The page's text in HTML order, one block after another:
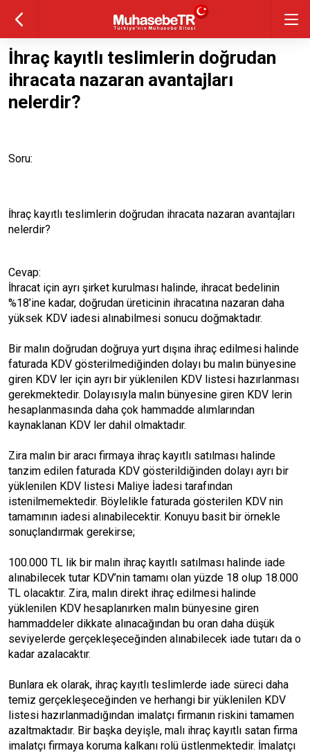
İhraç kayıtlı teslimlerin doğrudan
ihracata nazaran avantajları
nelerdir?
Soru:
İhraç kayıtlı teslimlerin doğrudan ihracata nazaran avantajları
nelerdir?
Cevap:
İhracat için ayrı şirket kurulması halinde, ihracat bedelinin
%18’ine kadar, doğrudan üreticinin ihracatına nazaran daha
yüksek KDV iadesi alınabilmesi sonucu doğmaktadır.
Bir malın doğrudan doğruya yurt dışına ihraç edilmesi halinde
faturada KDV gösterilmediğinden dolayı bu malın bünyesine
giren KDV ler için ayrı bir yüklenilen KDV listesi hazırlanması
gerekmektedir. Dolayısıyla malın bünyesine giren KDV lerin
hesaplanmasında daha çok hammadde alımlarından
kaynaklanan KDV ler dahil olmaktadır.
Zira malın bir aracı firmaya ihraç kayıtlı satılması halinde
tanzim edilen faturada KDV gösterildiğinden dolayı ayrı bir
yüklenilen KDV listesi Maliye İadesi tarafından
istenilmemektedir. Böylelikle faturada gösterilen KDV nin
tamamının iadesi alınabilecektir. Konuyu basit bir örnekle
sonuçlandırmak gerekirse;
100.000 TL lik bir malın ihraç kayıtlı satılması halinde iade
alınabilecek tutar KDV’nin tamamı olan yüzde 18 olup 18.000
TL olacaktır. Zira, malın direkt ihraç edilmesi halinde
yüklenilen KDV hesaplanırken malın bünyesine giren
hammaddeler dikkate alınacağından bu oran daha düşük
seviyelerde gerçekleşeceğinden alınabilecek iade tutarı da o
kadar azalacaktır.
Bunlara ek olarak, ihraç kayıtlı teslimlerde iade süreci daha
temiz gerçekleşeceğinden ve herhangi bir yüklenilen KDV
listesi hazırlanmadığından imalatçı firmanın riskini tamamen
azaltmaktadır. Bir başka deyişle, malı ihraç kayıtlı satan firma
imalatçı firmaya koruma kalkanı rolü üstlenmektedir. İmalatçı